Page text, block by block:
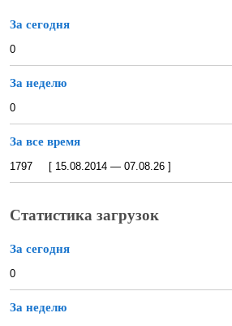
За сегодня
0
За неделю
0
За все время
1797 [ 15.08.2014 — 07.08.26 ]
Статистика загрузок
За сегодня
0
За неделю